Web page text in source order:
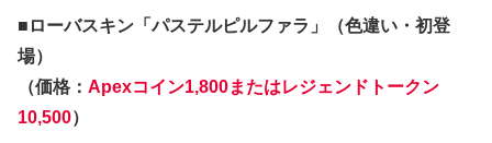
■ローバスキン「パステルピルファラ」（色違い・初登
場）
（価格： Apexコイン1,800またはレジェンドトークン
10,500）